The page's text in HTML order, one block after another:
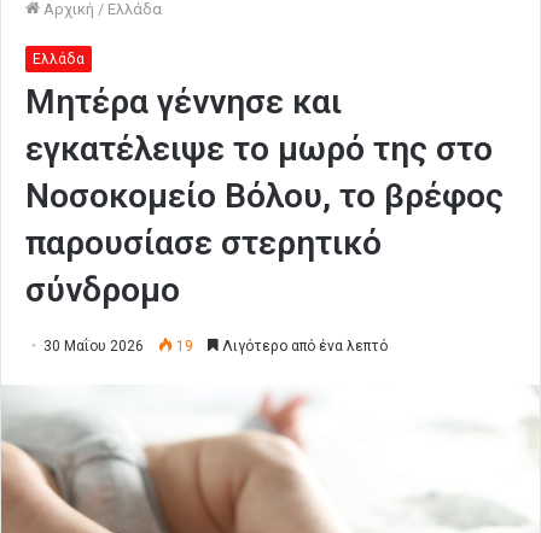
Αρχική / Ελλάδα
Ελλάδα
Μητέρα γέννησε και
εγκατέλειψε το μωρό της στο
Νοσοκομείο Βόλου, το βρέφος
παρουσίασε στερητικό
σύνδρομο
30 Μαΐου 2026 19 Λιγότερο από ένα λεπτό